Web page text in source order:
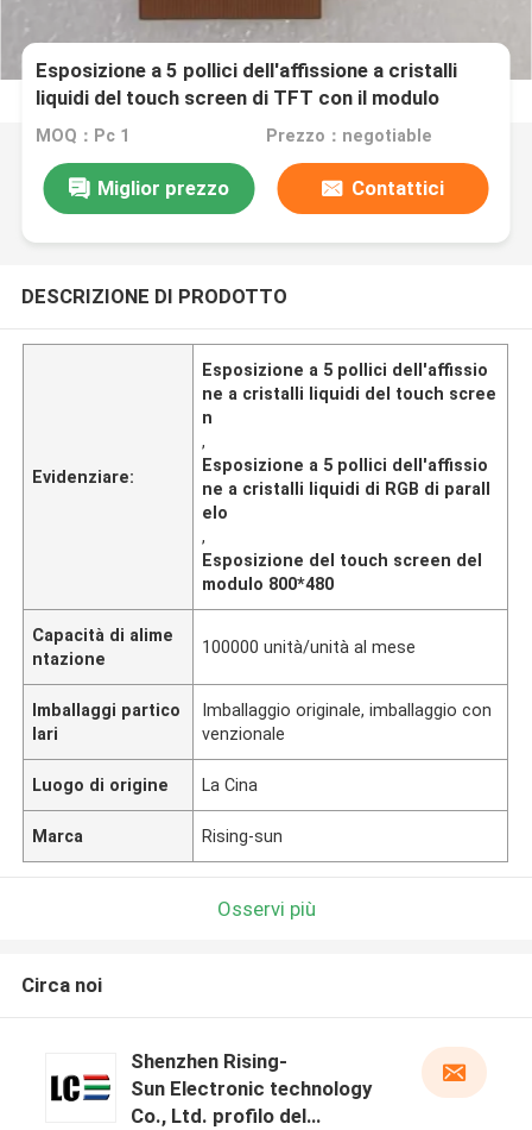
Esposizione a 5 pollici dell'affissione a cristalli
liquidi del touch screen di TFT con il modulo
parallelo di RGB 800*480
MOQ：Pc 1 Prezzo：negotiable
Miglior prezzo Contattici
DESCRIZIONE DI PRODOTTO
Evidenziare:
Esposizione a 5 pollici dell'affissio
ne a cristalli liquidi del touch scree
n
,
Esposizione a 5 pollici dell'affissio
ne a cristalli liquidi di RGB di parall
elo
,
Esposizione del touch screen del
modulo 800*480
Capacità di alime
ntazione
100000 unità/unità al mese
Imballaggi partico
lari
Imballaggio originale, imballaggio con
venzionale
Luogo di origine La Cina
Marca Rising-sun
Osservi più
Circa noi
Shenzhen Rising-
Sun Electronic technology
Co., Ltd. profilo del